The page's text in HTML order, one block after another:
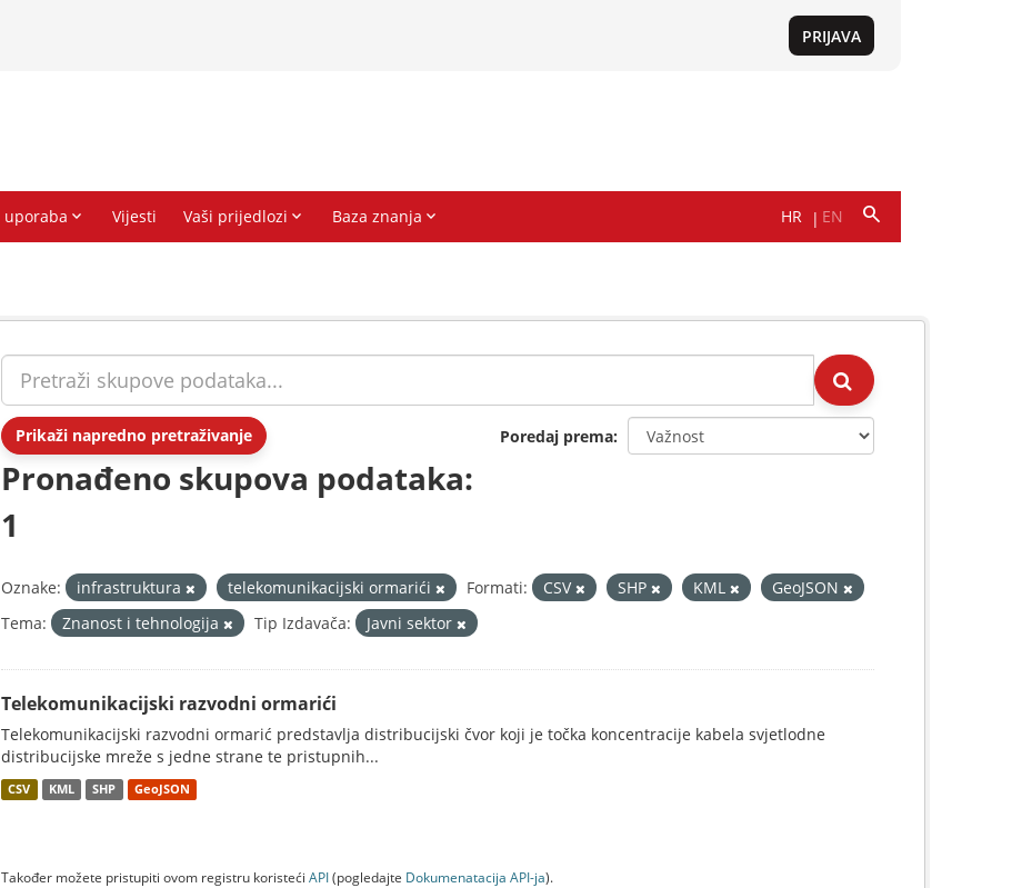
Prikaži napredno pretraživanje Poredaj prema
Pronađeno skupova podataka:
1
Oznake: infrastruktura telekomunikacijski ormarići Formati: CSV SHP KML
GeoJSON
Tema:
Znanost i tehnologija Tip Izdavača: Javni sektor
Telekomunikacijski razvodni ormarići
Telekomunikacijski razvodni ormarić predstavlja distribucijski čvor koji je točka koncentracije kabela svjetlodne
distribucijske mreže s jedne strane te pristupnih...
CSV KML SHP GeoJSON
Također možete pristupiti ovom registru koristeći API(pogledajte Dokumenаtаcijа API-jа).